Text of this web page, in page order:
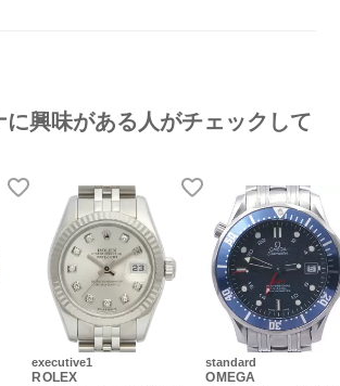
に興味がある人がチェックして
executive1
ROLEX
standard
OMEGA